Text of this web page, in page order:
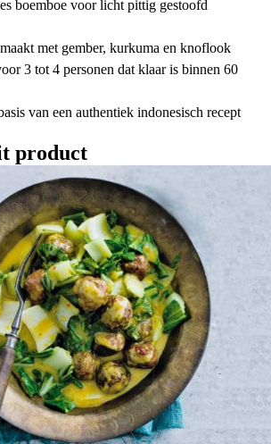
boemboe voor licht pittig gestoofd
met gember, kurkuma en knoflook
3 tot 4 personen dat klaar is binnen 60
van een authentiek indonesisch recept
product